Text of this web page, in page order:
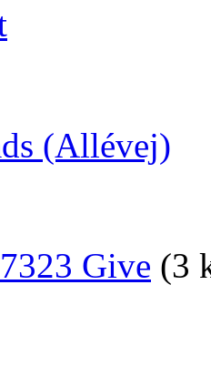
(Allévej)
Give (3